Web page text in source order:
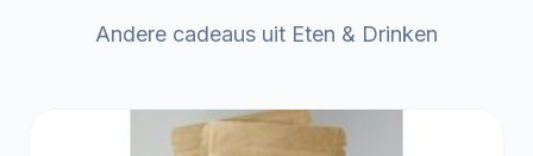
Andere cadeaus uit Eten & Drinken